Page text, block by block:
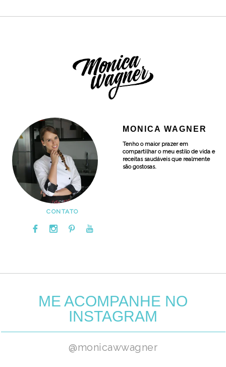
MONICA WAGNER
Tenho o maior prazer em
compartilhar o meu estilo de vida e
receitas saudáveis que realmente
são gostosas.
CONTATO
ME ACOMPANHE NO
INSTAGRAM
@monicawwagner